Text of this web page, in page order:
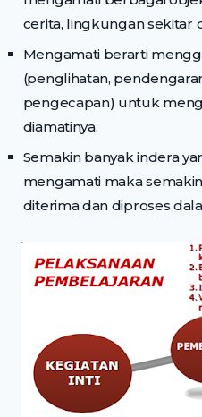
cerita, lingkungan sekitar
Mengamati berarti
(penglihatan,
pengecapan) untuk
diamatinya.
Semakin banyak indera
mengamati maka
diterima dan diproses